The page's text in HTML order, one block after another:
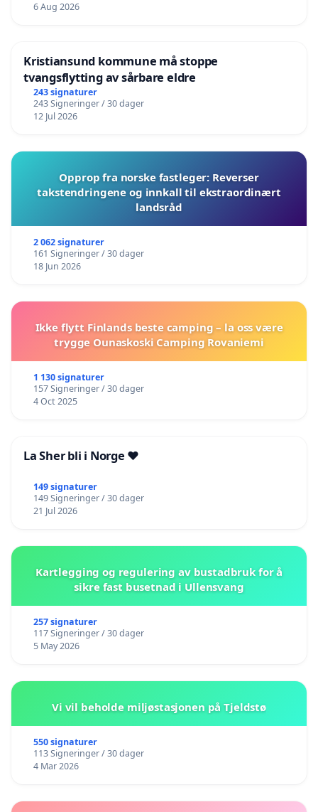
6 Aug 2026
Kristiansund kommune må stoppe
tvangsflytting av sårbare eldre
243 signaturer
243 Signeringer / 30 dager
12 Jul 2026
Opprop fra norske fastleger: Reverser
takstendringene og innkall til ekstraordinært
landsråd
2 062 signaturer
161 Signeringer / 30 dager
18 Jun 2026
Ikke flytt Finlands beste camping – la oss være
trygge Ounaskoski Camping Rovaniemi
1 130 signaturer
157 Signeringer / 30 dager
4 Oct 2025
La Sher bli i Norge ❤️
149 signaturer
149 Signeringer / 30 dager
21 Jul 2026
Kartlegging og regulering av bustadbruk for å
sikre fast busetnad i Ullensvang
257 signaturer
117 Signeringer / 30 dager
5 May 2026
Vi vil beholde miljøstasjonen på Tjeldstø
550 signaturer
113 Signeringer / 30 dager
4 Mar 2026